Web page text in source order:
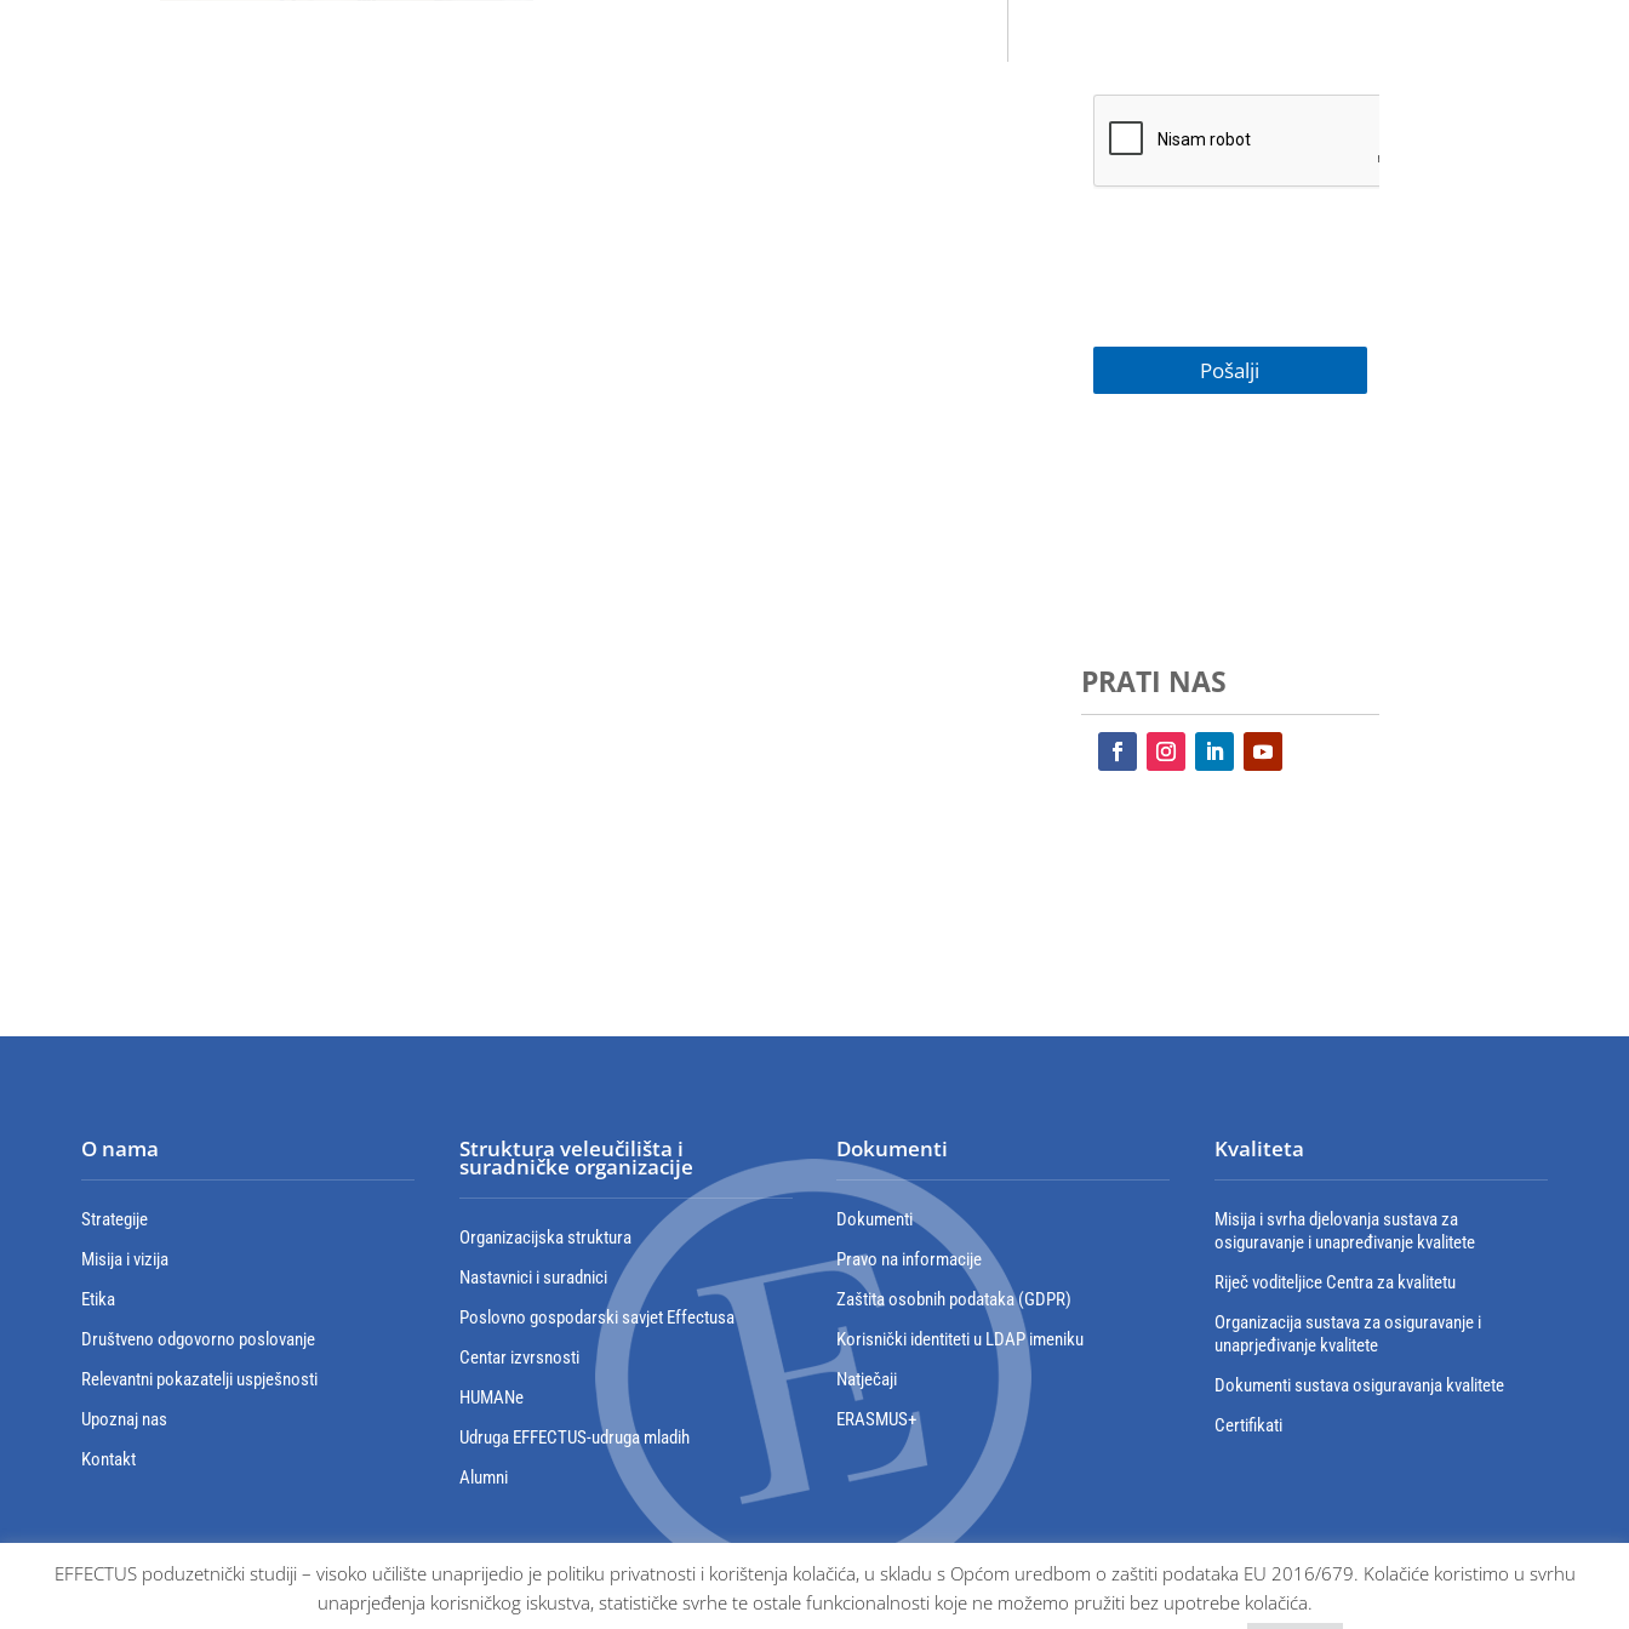
PRATI NAS
O nama
Strategije
Misija i vizija
Etika
Društveno odgovorno poslovanje
Relevantni pokazatelji uspješnosti
Upoznaj nas
Kontakt
Struktura veleučilišta i
suradničke organizacije
Organizacijska struktura
Nastavnici i suradnici
Poslovno gospodarski savjet Effectusa
Centar izvrsnosti
HUMANe
Udruga EFFECTUS-udruga mladih
Alumni
Dokumenti
Dokumenti
Pravo na informacije
Zaštita osobnih podataka (GDPR)
Korisnički identiteti u LDAP imeniku
Natječaji
ERASMUS+
Kvaliteta
Misija i svrha djelovanja sustava za
osiguravanje i unapređivanje kvalitete
Riječ voditeljice Centra za kvalitetu
Organizacija sustava za osiguravanje i
unaprjeđivanje kvalitete
Dokumenti sustava osiguravanja kvalitete
Certifikati
EFFECTUS poduzetnički studiji – visoko učilište unaprijedio je politiku privatnosti i korištenja kolačića, u skladu s Općom uredbom o zaštiti podataka EU 2016/679. Kolačiće koristimo u svrhu
unaprjeđenja korisničkog iskustva, statističke svrhe te ostale funkcionalnosti koje ne možemo pružiti bez upotrebe kolačića.